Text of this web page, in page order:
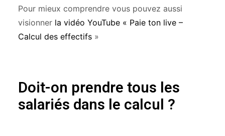
Pour mieux comprendre vous pouvez aussi
visionner la vidéo YouTube « Paie ton live –
Calcul des effectifs »
Doit-on prendre tous les
salariés dans le calcul ?